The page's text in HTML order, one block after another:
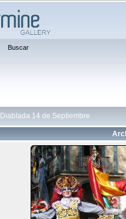
Buscar
Diablada 14 de Septiembre